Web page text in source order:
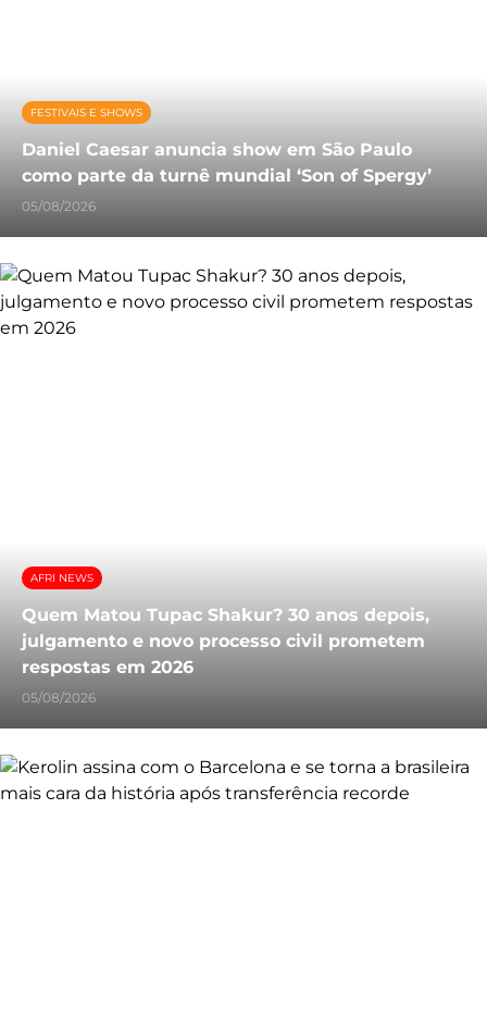
FESTIVAIS E SHOWS
Daniel Caesar anuncia show em São Paulo
como parte da turnê mundial ‘Son of Spergy’
05/08/2026
AFRI NEWS
Quem Matou Tupac Shakur? 30 anos depois,
julgamento e novo processo civil prometem
respostas em 2026
05/08/2026